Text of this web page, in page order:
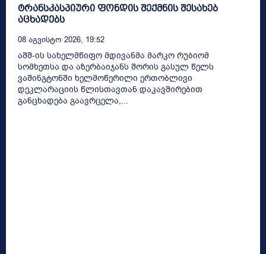
ტრანსკასპიური ფონდის შექმნის შესახებ
აცხადებს
08 Აგვისტო 2026, 19:52
აშშ-ის სახელმწიფო მდივანმა მარკო რუბიომ
სომხეთსა და აზერბაიჯანს შორის გასულ წელს
ვაშინგტონში ხელმოწერილი ერთობლივი
დეკლარაციის წლისთავთან დაკავშირებით
განცხადება გაავრცელა,...